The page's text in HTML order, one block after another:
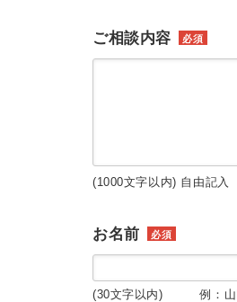
ご相談内容 必須
(1000文字以内) 自由記入
お名前 必須
(30文字以内) 例：山